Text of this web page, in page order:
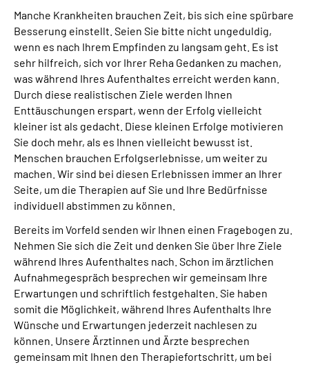
Manche Krankheiten brauchen Zeit, bis sich eine spürbare
Besserung einstellt. Seien Sie bitte nicht ungeduldig,
wenn es nach Ihrem Empfinden zu langsam geht. Es ist
sehr hilfreich, sich vor Ihrer Reha Gedanken zu machen,
was während Ihres Aufenthaltes erreicht werden kann.
Durch diese realistischen Ziele werden Ihnen
Enttäuschungen erspart, wenn der Erfolg vielleicht
kleiner ist als gedacht. Diese kleinen Erfolge motivieren
Sie doch mehr, als es Ihnen vielleicht bewusst ist.
Menschen brauchen Erfolgserlebnisse, um weiter zu
machen. Wir sind bei diesen Erlebnissen immer an Ihrer
Seite, um die Therapien auf Sie und Ihre Bedürfnisse
individuell abstimmen zu können.
Bereits im Vorfeld senden wir Ihnen einen Fragebogen zu.
Nehmen Sie sich die Zeit und denken Sie über Ihre Ziele
während Ihres Aufenthaltes nach. Schon im ärztlichen
Aufnahmegespräch besprechen wir gemeinsam Ihre
Erwartungen und schriftlich festgehalten. Sie haben
somit die Möglichkeit, während Ihres Aufenthalts Ihre
Wünsche und Erwartungen jederzeit nachlesen zu
können. Unsere Ärztinnen und Ärzte besprechen
gemeinsam mit Ihnen den Therapiefortschritt, um bei